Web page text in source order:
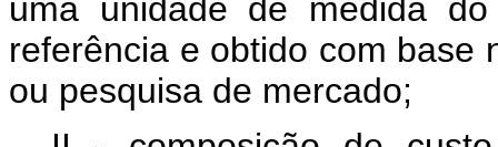
uma unidade de medida
referência e obtido com base
ou pesquisa de mercado;